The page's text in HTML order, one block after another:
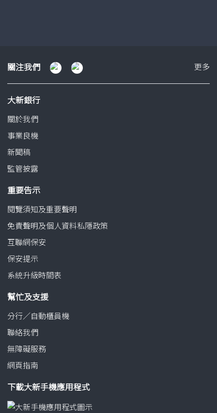
關注我們 更多
大新銀行
關於我們
事業良機
新聞稿
監管披露
重要告示
閱覽須知及重要聲明
免責聲明及個人資料私隱政策
互聯網保安
保安提示
系統升級時間表
幫忙及支援
分行／自動櫃員機
聯絡我們
無障礙服務
網頁指南
下載大新手機應用程式